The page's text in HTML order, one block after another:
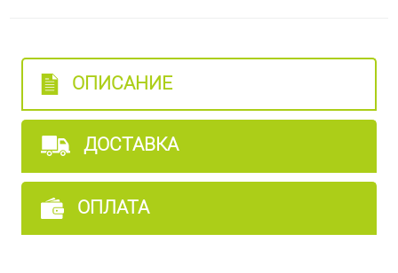
ОПИСАНИЕ
ДОСТАВКА
ОПЛАТА